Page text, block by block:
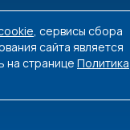
, сервисы сбора
сайта является
на странице Политика